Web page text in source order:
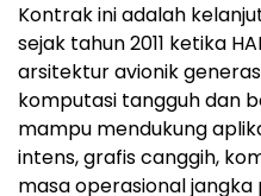
Kontrak ini adalah
sejak tahun 2011 ketika
arsitektur avionik
komputasi tangguh dan
mampu mendukung
intens, grafis canggih,
masa operasional jangka